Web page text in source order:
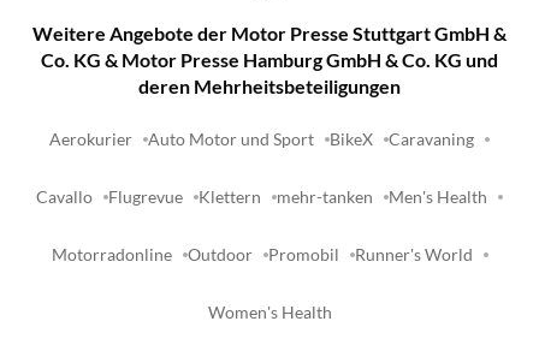
Weitere Angebote der Motor Presse Stuttgart GmbH &
Co. KG & Motor Presse Hamburg GmbH & Co. KG und
deren Mehrheitsbeteiligungen
Aerokurier Auto Motor und Sport BikeX Caravaning
Cavallo Flugrevue Klettern mehr-tanken Men's Health
Motorradonline Outdoor Promobil Runner's World
Women's Health